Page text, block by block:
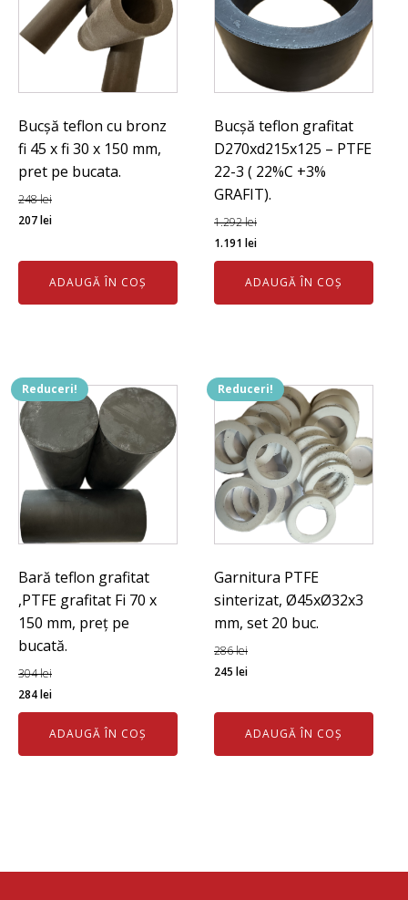
Bucșă teflon cu bronz
fi 45 x fi 30 x 150 mm,
pret pe bucata.
248lei
Prețul
a
fost:
248 lei.
207leiPrețul
este:
207 lei.
ADAUGĂ ÎN COȘ
Bucșă teflon grafitat
D270xd215x125 – PTFE
22-3 ( 22%C +3%
GRAFIT).
1.292lei
Prețul
inițial
fost:
1.191leiPrețul
curent
este:
1.191 lei.
ADAUGĂ ÎN COȘ
Reduceri!
Bară teflon grafitat
,PTFE grafitat Fi 70 x
150 mm, preț pe
bucată.
304lei
Prețul
inițial
fost:
284leiPrețul
curent
este:
284 lei.
ADAUGĂ ÎN COȘ
Reduceri!
Garnitura PTFE
sinterizat, Ø45xØ32x3
mm, set 20 buc.
286lei
Prețul
a
fost:
286 lei.
245leiPrețul
este:
245 lei.
ADAUGĂ ÎN COȘ